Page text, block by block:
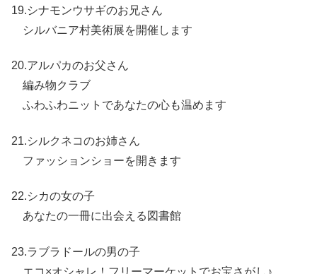
19.シナモンウサギのお兄さん
シルバニア村美術展を開催します
20.アルパカのお父さん
編み物クラブ
ふわふわニットであなたの心も温めます
21.シルクネコのお姉さん
ファッションショーを開きます
22.シカの女の子
あなたの一冊に出会える図書館
23.ラブラドールの男の子
エコ×オシャレ！フリーマーケットでお宝さがし♪